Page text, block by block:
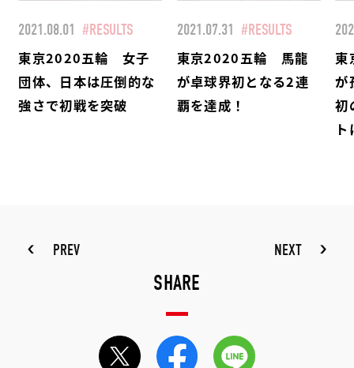
2021.08.01 #RESULTS
東京2020五輪 女子
団体、日本は圧倒的な
強さで初戦を突破
2021.07.31 #RESULTS
東京2020五輪 馬龍
が卓球界初となる2連
覇を達成！
が
初
PREV NEXT
SHARE